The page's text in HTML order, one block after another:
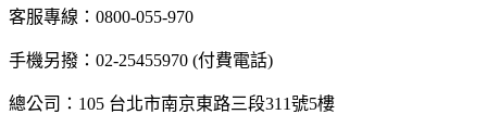
客服專線：0800-055-970
手機另撥：02-25455970 (付費電話)
總公司：105 台北市南京東路三段311號5樓